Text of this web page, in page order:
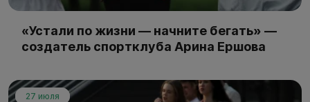
«Устали по жизни — начните бегать» —
создатель спортклуба Арина Ершова
27 июля